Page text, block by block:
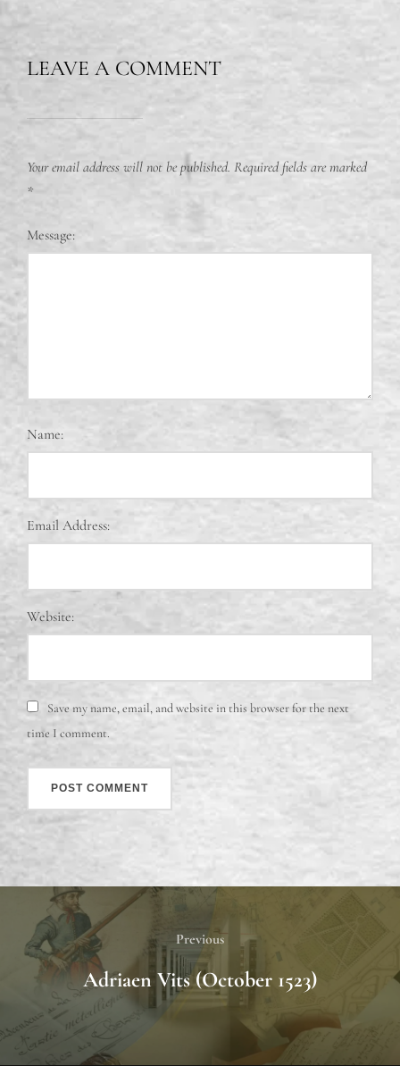
LEAVE A COMMENT
Your email address will not be published. Required fields are marked
*
Message:
Name:
Email Address:
Website:
Save my name, email, and website in this browser for the next
time I comment.
Previous
Adriaen Vits (October 1523)